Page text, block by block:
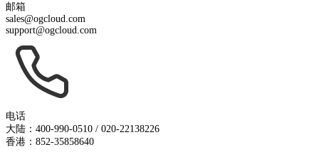
邮箱
sales@ogcloud.com
support@ogcloud.com
电话
大陆：400-990-0510 / 020-22138226
香港：852-35858640